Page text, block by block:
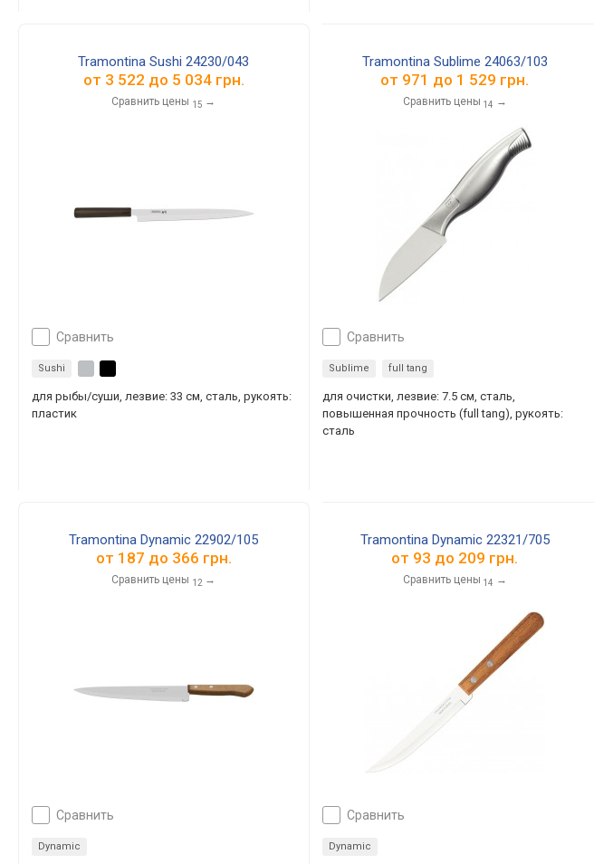
Tramontina Sushi 24230/043
от 3 522 до 5 034грн.
Сравнить цены 15 →
сравнить
Sushi
для рыбы/суши, лезвие: 33 см, сталь, рукоять:
пластик
Tramontina Sublime 24063/103
от 971 до 1 529 грн.
Сравнить цены 14 →
сравнить
Sublime full tang
для очистки, лезвие: 7.5 см, сталь,
повышенная прочность (full tang), рукоять:
сталь
Tramontina Dynamic 22902/105
от 187 до 366 грн.
Сравнить цены 12 →
сравнить
Dynamic
Tramontina Dynamic 22321/705
от 93 до 209 грн.
Сравнить цены 14 →
сравнить
Dynamic